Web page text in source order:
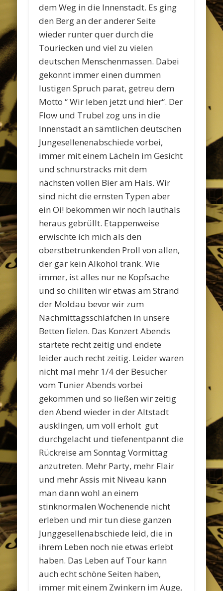
dem Weg in die Innenstadt. Es ging
den Berg an der anderer Seite
wieder runter quer durch die
Touriecken und viel zu vielen
deutschen Menschenmassen. Dabei
gekonnt immer einen dummen
lustigen Spruch parat, getreu dem
Motto “ Wir leben jetzt und hier“. Der
Flow und Trubel zog uns in die
Innenstadt an sämtlichen deutschen
Jungesellenenabschiede vorbei,
immer mit einem Lächeln im Gesicht
und schnurstracks mit dem
nächsten vollen Bier am Hals. Wir
sind nicht die ernsten Typen aber
ein Oi! bekommen wir noch lauthals
heraus gebrüllt. Etappenweise
erwischte ich mich als den
oberstbetrunkenden Proll von allen,
der gar kein Alkohol trank. Wie
immer, ist alles nur ne Kopfsache
und so chillten wir etwas am Strand
der Moldau bevor wir zum
Nachmittagsschläfchen in unsere
Betten fielen. Das Konzert Abends
startete recht zeitig und endete
leider auch recht zeitig. Leider waren
nicht mal mehr 1/4 der Besucher
vom Tunier Abends vorbei
gekommen und so ließen wir zeitig
den Abend wieder in der Altstadt
ausklingen, um voll erholt gut
durchgelacht und tiefenentpannt die
Rückreise am Sonntag Vormittag
anzutreten. Mehr Party, mehr Flair
und mehr Assis mit Niveau kann
man dann wohl an einem
stinknormalen Wochenende nicht
erleben und mir tun diese ganzen
Junggesellenabschiede leid, die in
ihrem Leben noch nie etwas erlebt
haben. Das Leben auf Tour kann
auch echt schöne Seiten haben,
immer mit einem Zwinkern im Auge,